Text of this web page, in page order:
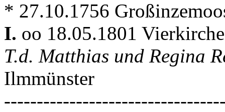
* 27.10.1756
I. oo 18.05.1801
T.d. Matthias und Regina
Ilmmünster